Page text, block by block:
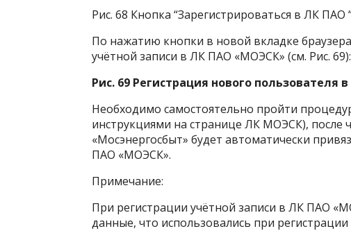
Рис. 68 Кнопка “Зарегистрироваться в ЛК ПАО
По нажатию кнопки в новой вкладке
учётной записи в ЛК ПАО «МОЭСК» (см. Рис. 69):
Рис. 69 Регистрация нового
Необходимо самостоятельно пройти
инструкциями на странице ЛК МОЭСК), после
«Мосэнергосбыт» будет автоматически
ПАО «МОЭСК».
Примечание:
При регистрации учётной записи в ЛК ПАО
данные, что использовались при